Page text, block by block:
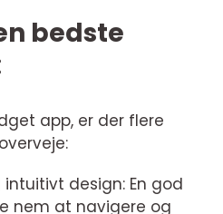
bedste
app, er der flere
intuitivt design: En god
nem at navigere og